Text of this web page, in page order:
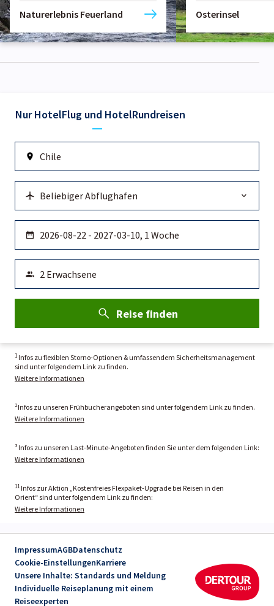
Naturerlebnis Feuerland Osterinsel
Nur HotelFlug und HotelRundreisen
Reise finden
1 Infos zu flexiblen Storno-Optionen & umfassendem Sicherheitsmanagement
sind unter folgendem Link zu finden.
Weitere Informationen
²Infos zu unseren Frühbucherangeboten sind unter folgendem Link zu finden.
Weitere Informationen
³ Infos zu unseren Last-Minute-Angeboten finden Sie unter dem folgenden Link:
Weitere Informationen
11 Infos zur Aktion „Kostenfreies Flexpaket-Upgrade bei Reisen in den
Orient“ sind unter folgendem Link zu finden:
Weitere Informationen
ImpressumAGBDatenschutz
Cookie-EinstellungenKarriere
Unsere Inhalte: Standards und Meldung
Individuelle Reiseplanung mit einem
Reiseexperten